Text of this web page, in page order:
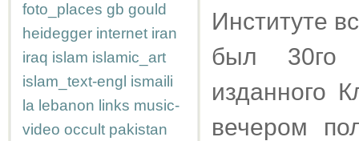
foto_places gb gould
heidegger internet iran
iraq islam islamic_art
islam_text-engl ismaili
la lebanon links music-
video occult pakistan
Институте
был 30го
изданного
вечером